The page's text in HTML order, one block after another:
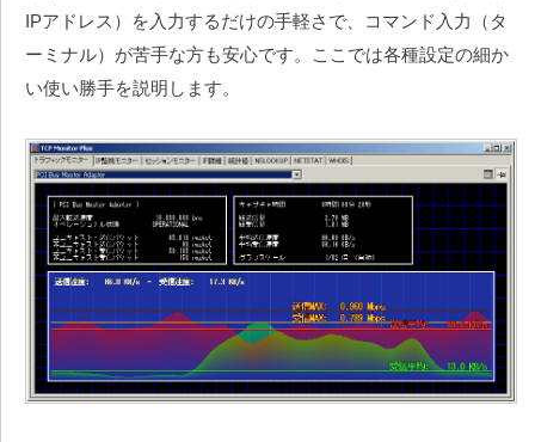
IPアドレス）を入力するだけの手軽さで、コマンド入力（タ
ーミナル）が苦手な方も安心です。ここでは各種設定の細か
い使い勝手を説明します。